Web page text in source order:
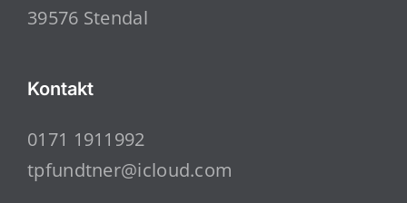
39576 Stendal
Kontakt
0171 1911992
tpfundtner@icloud.com